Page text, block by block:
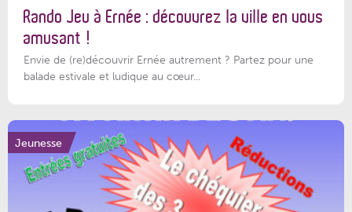
Rando Jeu à Ernée : découvrez la ville en vous
amusant !
Envie de (re)découvrir Ernée autrement ? Partez pour une
balade estivale et ludique au cœur...
Jeunesse